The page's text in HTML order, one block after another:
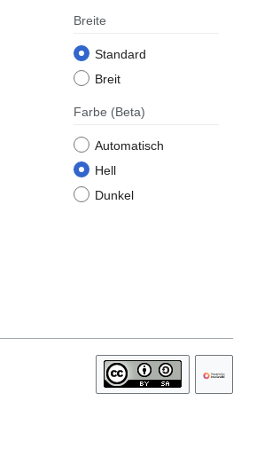
Breite
Standard
Breit
Farbe (Beta)
Automatisch
Hell
Dunkel